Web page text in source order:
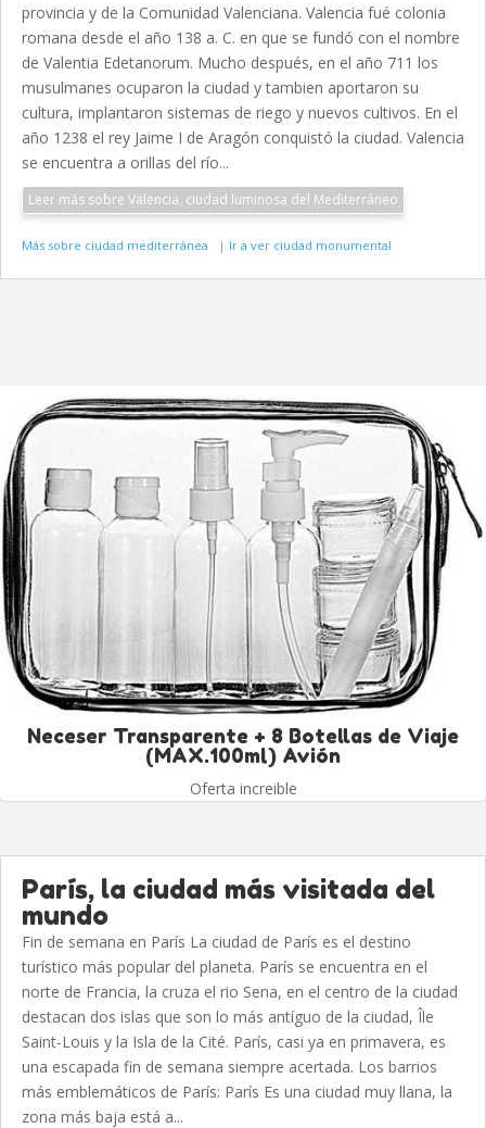
provincia y de la Comunidad Valenciana. Valencia fué colonia
romana desde el año 138 a. C. en que se fundó con el nombre
de Valentia Edetanorum. Mucho después, en el año 711 los
musulmanes ocuparon la ciudad y tambien aportaron su
cultura, implantaron sistemas de riego y nuevos cultivos. En el
año 1238 el rey Jaime I de Aragón conquistó la ciudad. Valencia
se encuentra a orillas del río...
Leer más sobre Valencia, ciudad luminosa del Mediterráneo
Más sobre ciudad mediterránea | Ir a ver ciudad monumental
Neceser Transparente + 8 Botellas de Viaje
(MAX.100ml) Avión
Oferta increible
París, la ciudad más visitada del
mundo
Fin de semana en París La ciudad de París es el destino
turístico más popular del planeta. París se encuentra en el
norte de Francia, la cruza el rio Sena, en el centro de la ciudad
destacan dos islas que son lo más antíguo de la ciudad, Île
Saint-Louis y la Isla de la Cité. París, casi ya en primavera, es
una escapada fin de semana siempre acertada. Los barrios
más emblemáticos de París: París Es una ciudad muy llana, la
zona más baja está a...